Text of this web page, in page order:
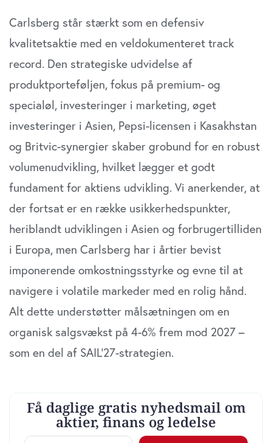
Carlsberg står stærkt som en defensiv
kvalitetsaktie med en veldokumenteret track
record. Den strategiske udvidelse af
produktporteføljen, fokus på premium- og
specialøl, investeringer i marketing, øget
investeringer i Asien, Pepsi-licensen i Kasakhstan
og Britvic-synergier skaber grobund for en robust
volumenudvikling, hvilket lægger et godt
fundament for aktiens udvikling. Vi anerkender, at
der fortsat er en række usikkerhedspunkter,
heriblandt udviklingen i Asien og forbrugertilliden
i Europa, men Carlsberg har i årtier bevist
imponerende omkostningsstyrke og evne til at
navigere i volatile markeder med en rolig hånd.
Alt dette understøtter målsætningen om en
organisk salgsvækst på 4-6% frem mod 2027 –
som en del af SAIL’27-strategien.